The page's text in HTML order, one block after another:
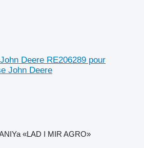
Deere RE206289 pour
John Deere
«LAD I MIR AGRO»